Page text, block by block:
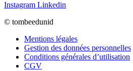
Instagram Linkedin
© tombeedunid
Mentions légales
Gestion des données personnelles
Conditions générales d’utilisation
CGV